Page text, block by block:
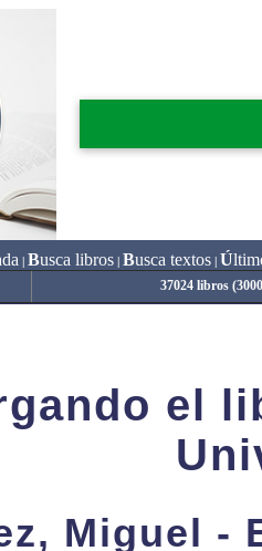
Busca libros| Busca textos| Ú
37024 libros
el
Miguel -